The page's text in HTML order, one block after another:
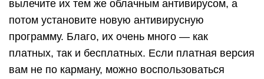
вылечите их тем же облачным антивирусом, а
потом установите новую антивирусную
программу. Благо, их очень много — как
платных, так и бесплатных. Если платная версия
вам не по карману, можно воспользоваться